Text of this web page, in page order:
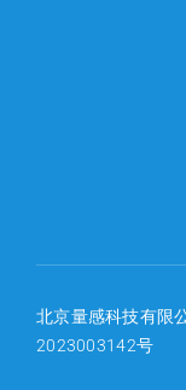
北京量感科技有限
2023003142号